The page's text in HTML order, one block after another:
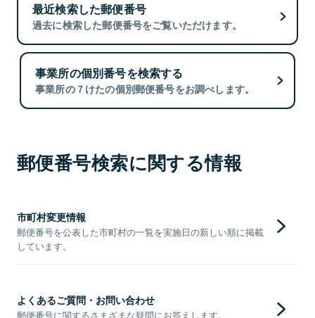
最近検索した郵便番号
過去に検索した郵便番号をご覧いただけます。
事業所の個別番号を検索する
事業所の７けたの個別郵便番号をお調べします。
郵便番号検索に関する情報
市町村変更情報
郵便番号を公表した市町村の一覧を実施日の新しい順に掲載
しています。
よくあるご質問・お問い合わせ
郵便番号に関するさまざまな疑問にお答えします。